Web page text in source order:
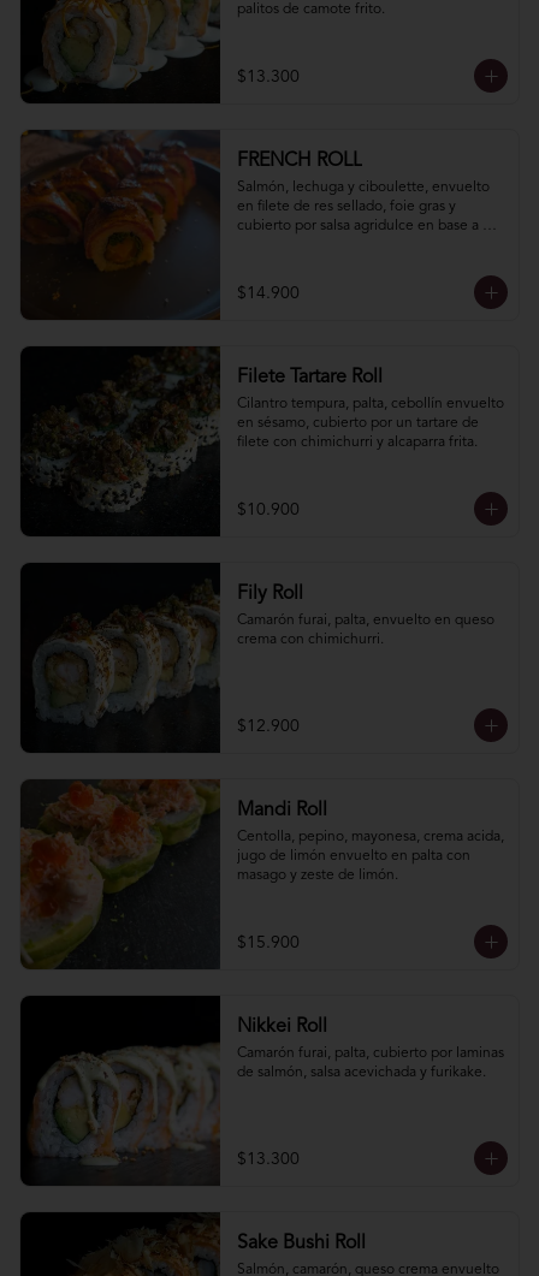
palitos de camote frito.
$13.300
FRENCH ROLL
Salmón, lechuga y ciboulette, envuelto
en filete de res sellado, foie gras y
cubierto por salsa agridulce en base a
$14.900
Filete Tartare Roll
Cilantro tempura, palta, cebollín envuelto
en sésamo, cubierto por un tartare de
filete con chimichurri y alcaparra frita.
$10.900
Fily Roll
Camarón furai, palta, envuelto en queso
crema con chimichurri.
$12.900
Mandi Roll
Centolla, pepino, mayonesa, crema acida,
jugo de limón envuelto en palta con
masago y zeste de limón.
$15.900
Nikkei Roll
Camarón furai, palta, cubierto por laminas
de salmón, salsa acevichada y furikake.
$13.300
Sake Bushi Roll
Salmón, camarón, queso crema envuelto